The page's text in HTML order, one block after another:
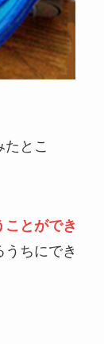
とこ
とができ
ちにでき